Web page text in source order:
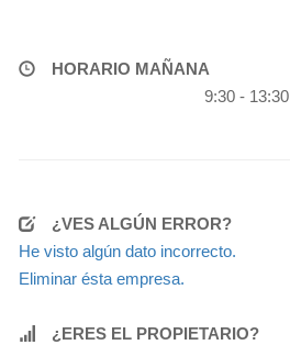
HORARIO MAÑANA
9:30 - 13:30
¿VES ALGÚN ERROR?
He visto algún dato incorrecto.
Eliminar ésta empresa.
¿ERES EL PROPIETARIO?